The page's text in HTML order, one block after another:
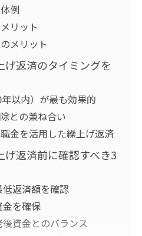
例
リット
メリット
返済のタイミングを
以内）が最も効果的
との兼ね合い
金を活用した繰上げ返済
返済前に確認すべき3
返済額を確認
を確保
資金とのバランス